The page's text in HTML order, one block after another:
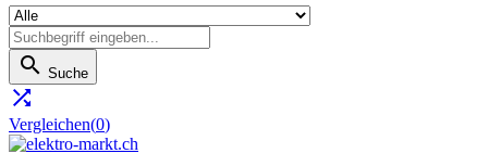
 Suche

Vergleichen(0)